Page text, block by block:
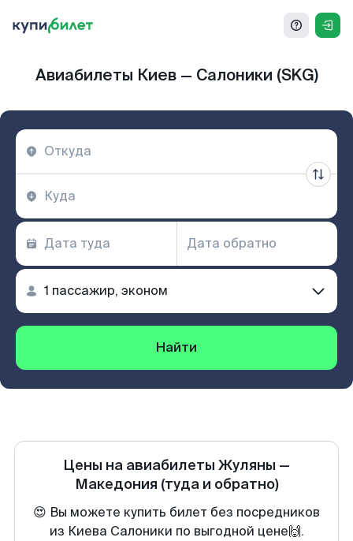
Авиабилеты Киев — Салоники (SKG)
Найти
Цены на авиабилеты Жуляны —
Македония (туда и обратно)
😍 Вы можете купить билет без посредников
из Киева Салоники по выгодной цене🙌.